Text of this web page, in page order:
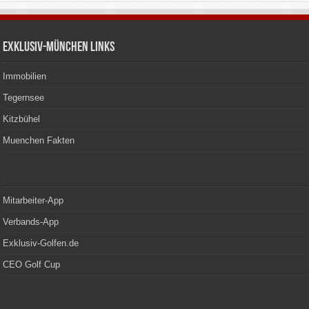
Exklusiv-München Links
Immobilien
Tegernsee
Kitzbühel
Muenchen Fakten
Mitarbeiter-App
Verbands-App
Exklusiv-Golfen.de
CEO Golf Cup